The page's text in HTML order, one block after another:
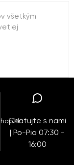
všetkými
Chatujte s nami
| Po-Pia 07:30 -
16:00